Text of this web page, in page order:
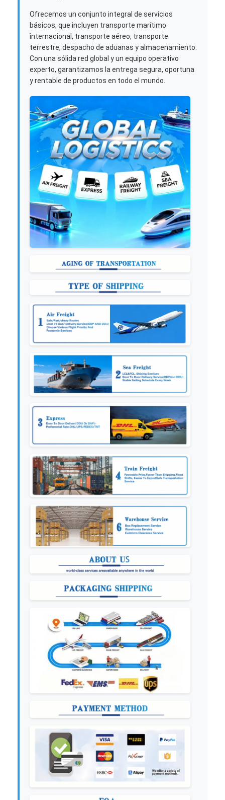
Ofrecemos un conjunto integral de servicios
básicos, que incluyen transporte marítimo
internacional, transporte aéreo, transporte
terrestre, despacho de aduanas y almacenamiento.
Con una sólida red global y un equipo operativo
experto, garantizamos la entrega segura, oportuna
y rentable de productos en todo el mundo.